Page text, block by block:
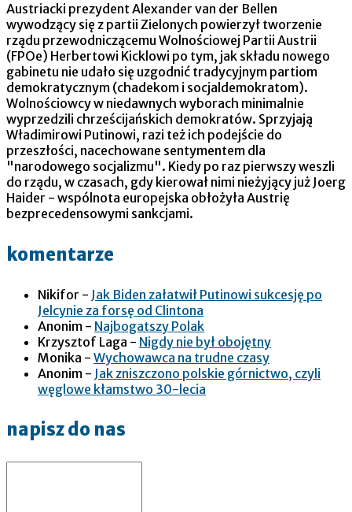
Austriacki prezydent Alexander van der Bellen
wywodzący się z partii Zielonych powierzył tworzenie
rządu przewodniczącemu Wolnościowej Partii Austrii
(FPOe) Herbertowi Kicklowi po tym, jak składu nowego
gabinetu nie udało się uzgodnić tradycyjnym partiom
demokratycznym (chadekom i socjaldemokratom).
Wolnościowcy w niedawnych wyborach minimalnie
wyprzedzili chrześcijańskich demokratów. Sprzyjają
Władimirowi Putinowi, razi też ich podejście do
przeszłości, nacechowane sentymentem dla
"narodowego socjalizmu". Kiedy po raz pierwszy weszli
do rządu, w czasach, gdy kierował nimi nieżyjący już Joerg
Haider - wspólnota europejska obłożyła Austrię
bezprecedensowymi sankcjami.
komentarze
Nikifor - Jak Biden załatwił Putinowi sukcesję po
Jelcynie za forsę od Clintona
Anonim - Najbogatszy Polak
Krzysztof Laga - Nigdy nie był obojętny
Monika - Wychowawca na trudne czasy
Anonim - Jak zniszczono polskie górnictwo, czyli
węglowe kłamstwo 30-lecia
napisz do nas